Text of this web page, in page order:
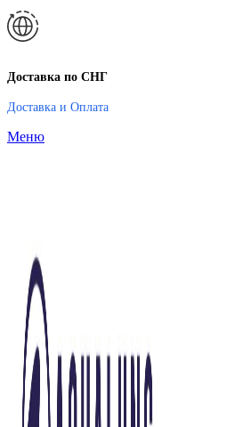
Доставка по СНГ
Доставка и Оплата
Меню